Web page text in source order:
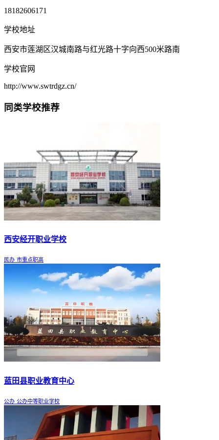
18182606171
学校地址
西安市莲湖区汉城南路与红光路十字向西500米路南
学校官网
http://www.swtrdgz.cn/
同类学校推荐
西安经开职业学校
民办 市重点职高
蓝田县职业教育中心
公办 公办中等职业学校